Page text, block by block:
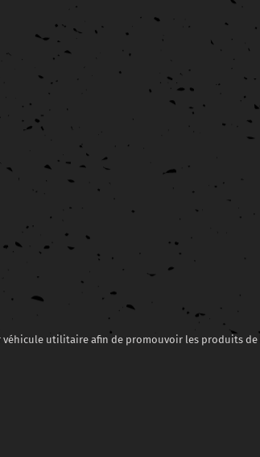
utilitaire afin de promouvoir les produits de